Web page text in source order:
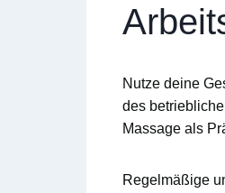
Nutze deine
des
Massage als
Regelmäßige